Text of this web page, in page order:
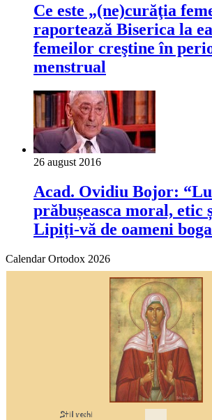
Ce este „(ne)curăţia
raportează Biserica la
femeilor creştine în
menstrual
26 august 2016
Acad. Ovidiu Bojor:
prăbușeasca moral, etic
Lipiți-vă de oameni
Calendar Ortodox 2026